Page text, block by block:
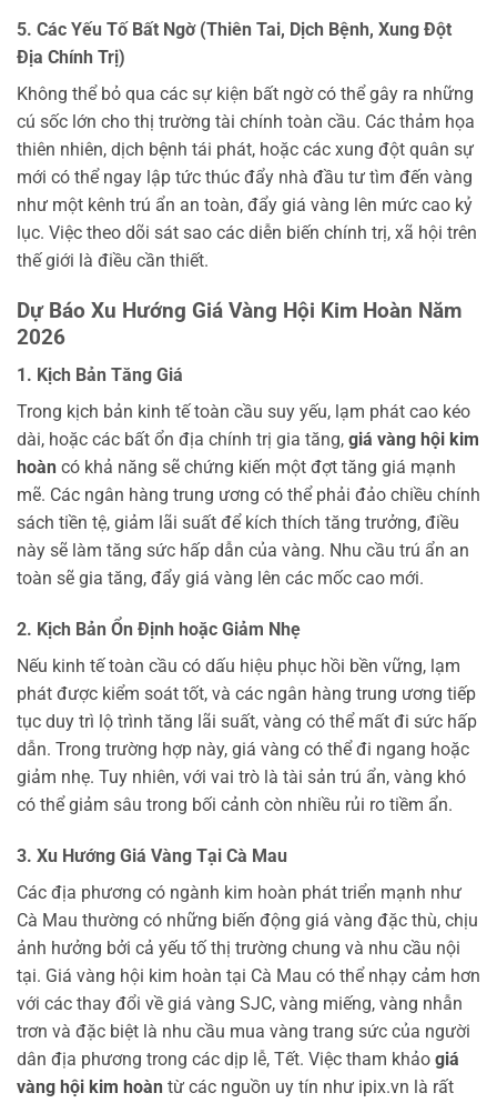
5. Các Yếu Tố Bất Ngờ (Thiên Tai, Dịch Bệnh, Xung Đột
Địa Chính Trị)
Không thể bỏ qua các sự kiện bất ngờ có thể gây ra những
cú sốc lớn cho thị trường tài chính toàn cầu. Các thảm họa
thiên nhiên, dịch bệnh tái phát, hoặc các xung đột quân sự
mới có thể ngay lập tức thúc đẩy nhà đầu tư tìm đến vàng
như một kênh trú ẩn an toàn, đẩy giá vàng lên mức cao kỷ
lục. Việc theo dõi sát sao các diễn biến chính trị, xã hội trên
thế giới là điều cần thiết.
Dự Báo Xu Hướng Giá Vàng Hội Kim Hoàn Năm
2026
1. Kịch Bản Tăng Giá
Trong kịch bản kinh tế toàn cầu suy yếu, lạm phát cao kéo
dài, hoặc các bất ổn địa chính trị gia tăng, giá vàng hội kim
hoàn có khả năng sẽ chứng kiến một đợt tăng giá mạnh
mẽ. Các ngân hàng trung ương có thể phải đảo chiều chính
sách tiền tệ, giảm lãi suất để kích thích tăng trưởng, điều
này sẽ làm tăng sức hấp dẫn của vàng. Nhu cầu trú ẩn an
toàn sẽ gia tăng, đẩy giá vàng lên các mốc cao mới.
2. Kịch Bản Ổn Định hoặc Giảm Nhẹ
Nếu kinh tế toàn cầu có dấu hiệu phục hồi bền vững, lạm
phát được kiểm soát tốt, và các ngân hàng trung ương tiếp
tục duy trì lộ trình tăng lãi suất, vàng có thể mất đi sức hấp
dẫn. Trong trường hợp này, giá vàng có thể đi ngang hoặc
giảm nhẹ. Tuy nhiên, với vai trò là tài sản trú ẩn, vàng khó
có thể giảm sâu trong bối cảnh còn nhiều rủi ro tiềm ẩn.
3. Xu Hướng Giá Vàng Tại Cà Mau
Các địa phương có ngành kim hoàn phát triển mạnh như
Cà Mau thường có những biến động giá vàng đặc thù, chịu
ảnh hưởng bởi cả yếu tố thị trường chung và nhu cầu nội
tại. Giá vàng hội kim hoàn tại Cà Mau có thể nhạy cảm hơn
với các thay đổi về giá vàng SJC, vàng miếng, vàng nhẫn
trơn và đặc biệt là nhu cầu mua vàng trang sức của người
dân địa phương trong các dịp lễ, Tết. Việc tham khảo giá
vàng hội kim hoàn từ các nguồn uy tín như ipix.vn là rất